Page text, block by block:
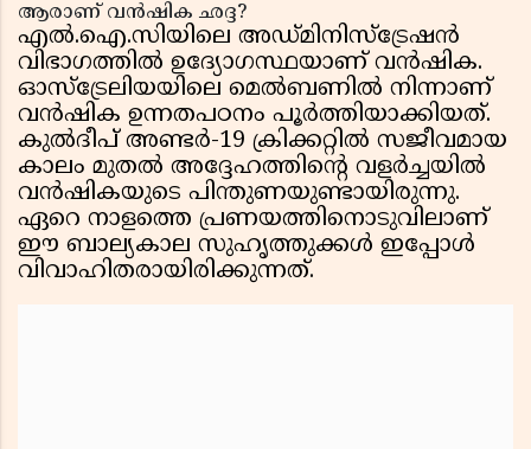
ആരാണ് വൻഷിക ഛദ്ദ?
എൽ.ഐ.സിയിലെ അഡ്മിനിസ്ട്രേഷൻ
വിഭാഗത്തിൽ ഉദ്യോഗസ്ഥയാണ് വൻഷിക.
ഓസ്‌ട്രേലിയയിലെ മെൽബണിൽ നിന്നാണ്
വൻഷിക ഉന്നതപഠനം പൂർത്തിയാക്കിയത്.
കുൽദീപ് അണ്ടർ-19 ക്രിക്കറ്റിൽ സജീവമായ
കാലം മുതൽ അദ്ദേഹത്തിന്റെ വളർച്ചയിൽ
വൻഷികയുടെ പിന്തുണയുണ്ടായിരുന്നു.
ഏറെ നാളത്തെ പ്രണയത്തിനൊടുവിലാണ്
ഈ ബാല്യകാല സുഹൃത്തുക്കൾ ഇപ്പോൾ
വിവാഹിതരായിരിക്കുന്നത്.